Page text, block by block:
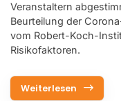
Veranstaltern
Beurteilung der
vom Robert-Koch-
Risikofaktoren.
Weiterlesen